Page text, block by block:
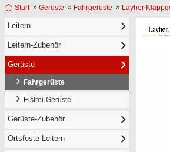
Start» Gerüste » Fahrgerüste » Layher
Leitern
Leitern-Zubehör
Gerüste
Fahrgerüste
Eisfrei-Gerüste
Gerüste-Zubehör
Ortsfeste Leitern